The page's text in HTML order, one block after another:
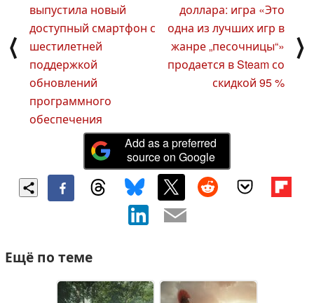
⟨
выпустила новый
доступный смартфон с
шестилетней
поддержкой
обновлений
программного
обеспечения
доллара: игра «Это
одна из лучших игр в
жанре „песочницы“»
продается в Steam со
скидкой 95 %
⟩
Add as a preferred
source on Google
Ещё по теме